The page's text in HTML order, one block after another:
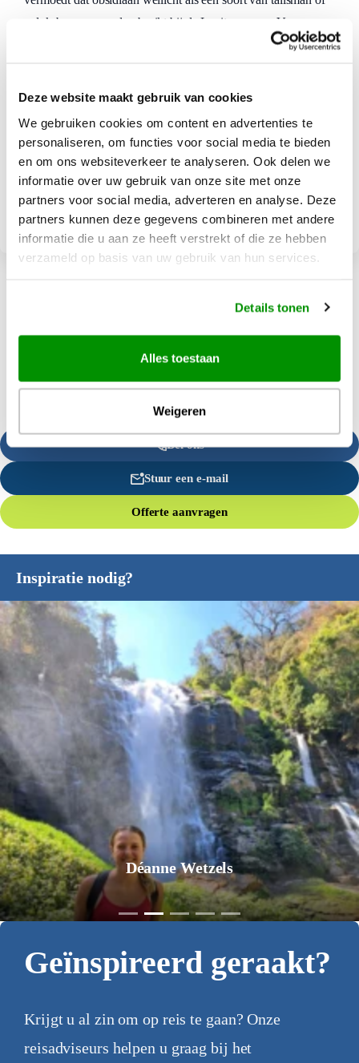
Deze website maakt gebruik van cookies
We gebruiken cookies om content en advertenties te
personaliseren, om functies voor social media te bieden
en om ons websiteverkeer te analyseren. Ook delen we
informatie over uw gebruik van onze site met onze
partners voor social media, adverteren en analyse. Deze
partners kunnen deze gegevens combineren met andere
informatie die u aan ze heeft verstrekt of die ze hebben
verzameld op basis van uw gebruik van hun services.
Details tonen
Alles toestaan
Weigeren
geluksbrenger werd gebruikt bij de Lapita mensen.Voor meer
Mamanuca-group
Nadi
Yasawa-group
Bel ons
Stuur een e-mail
Offerte aanvragen
Inspiratie nodig?
Déanne Wetzels
Geïnspireerd geraakt?
Krijgt u al zin om op reis te gaan? Onze
reisadviseurs helpen u graag bij het